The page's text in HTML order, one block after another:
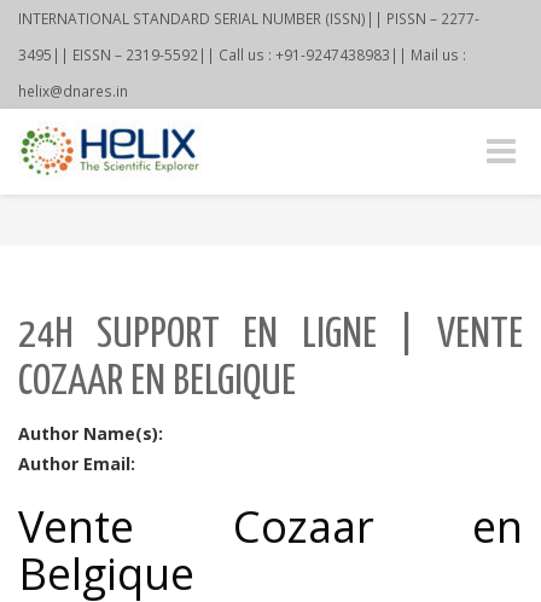
INTERNATIONAL STANDARD SERIAL NUMBER (ISSN)|| PISSN – 2277-
3495|| EISSN – 2319-5592|| Call us : +91-9247438983|| Mail us :
helix@dnares.in
Toggle
24H SUPPORT EN LIGNE | VENTE
COZAAR EN BELGIQUE
Author Name(s):
Author Email:
Vente Cozaar en
Belgique